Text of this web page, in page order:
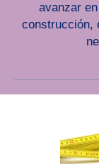
avanzar
construcción,